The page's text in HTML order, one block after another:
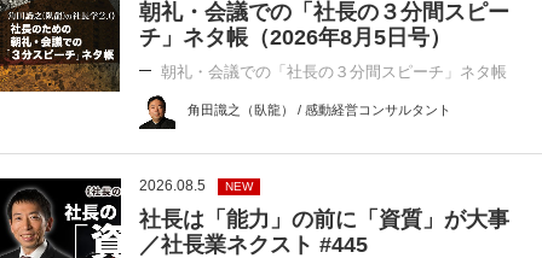
朝礼・会議での「社長の３分間スピー
チ」ネタ帳（2026年8月5日号）
朝礼・会議での「社長の３分間スピーチ」ネタ帳
角田識之（臥龍） / 感動経営コンサルタント
2026.08.5 NEW
社長は「能力」の前に「資質」が大事
／社長業ネクスト #445